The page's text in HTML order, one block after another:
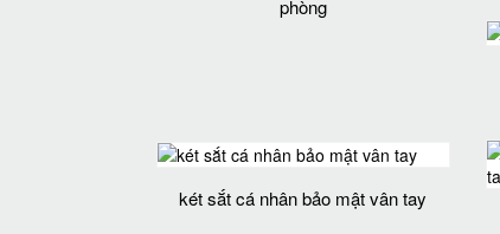
phòng
két sắt cá nhân bảo mật vân tay